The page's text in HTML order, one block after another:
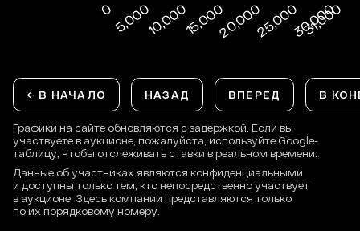
← В НАЧАЛО НАЗАД ВПЕРЕД В
Графики на сайте обновляются с задержкой. Если вы
участвуете в аукционе, пожалуйста, используйте Google-
таблицу, чтобы отслеживать ставки в реальном времени.
Данные об участниках являются конфиденциальными
и доступны только тем, кто непосредственно участвует
в аукционе. Здесь компании представляются только
по их порядковому номеру.